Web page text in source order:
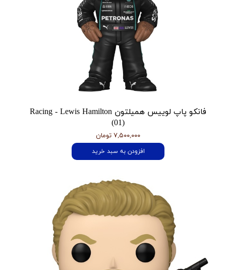
فانکو پاپ لوییس همیلتون Racing - Lewis Hamilton
(01)
۷,۵۰۰,۰۰۰ تومان
افزودن به سبد خرید